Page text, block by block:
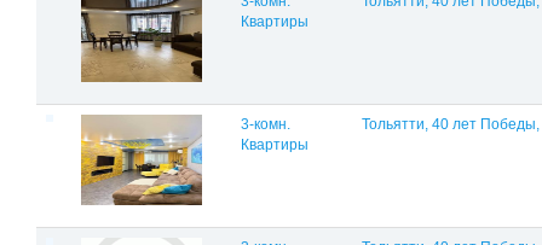
Квартиры
3-комн.
Квартиры
Тольятти, 40 лет